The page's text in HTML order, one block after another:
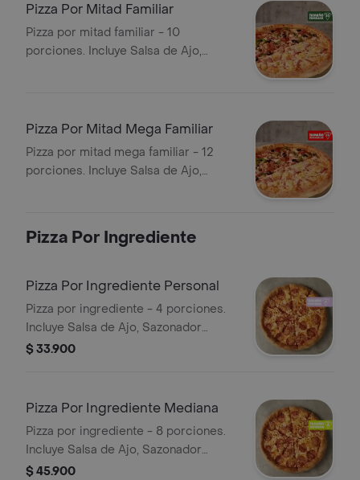
Pizza Por Mitad Familiar
Pizza por mitad familiar - 10
porciones. Incluye Salsa de Ajo,
Pizza Por Mitad Mega Familiar
Pizza por mitad mega familiar - 12
porciones. Incluye Salsa de Ajo,
Pizza Por Ingrediente
Pizza Por Ingrediente Personal
Pizza por ingrediente - 4 porciones.
Incluye Salsa de Ajo, Sazonador
Pimienta Roja y Pepperoncini.
$ 33.900
Pizza Por Ingrediente Mediana
Pizza por ingrediente - 8 porciones.
Incluye Salsa de Ajo, Sazonador
Pimienta Roja y Pepperoncini.
$ 45.900